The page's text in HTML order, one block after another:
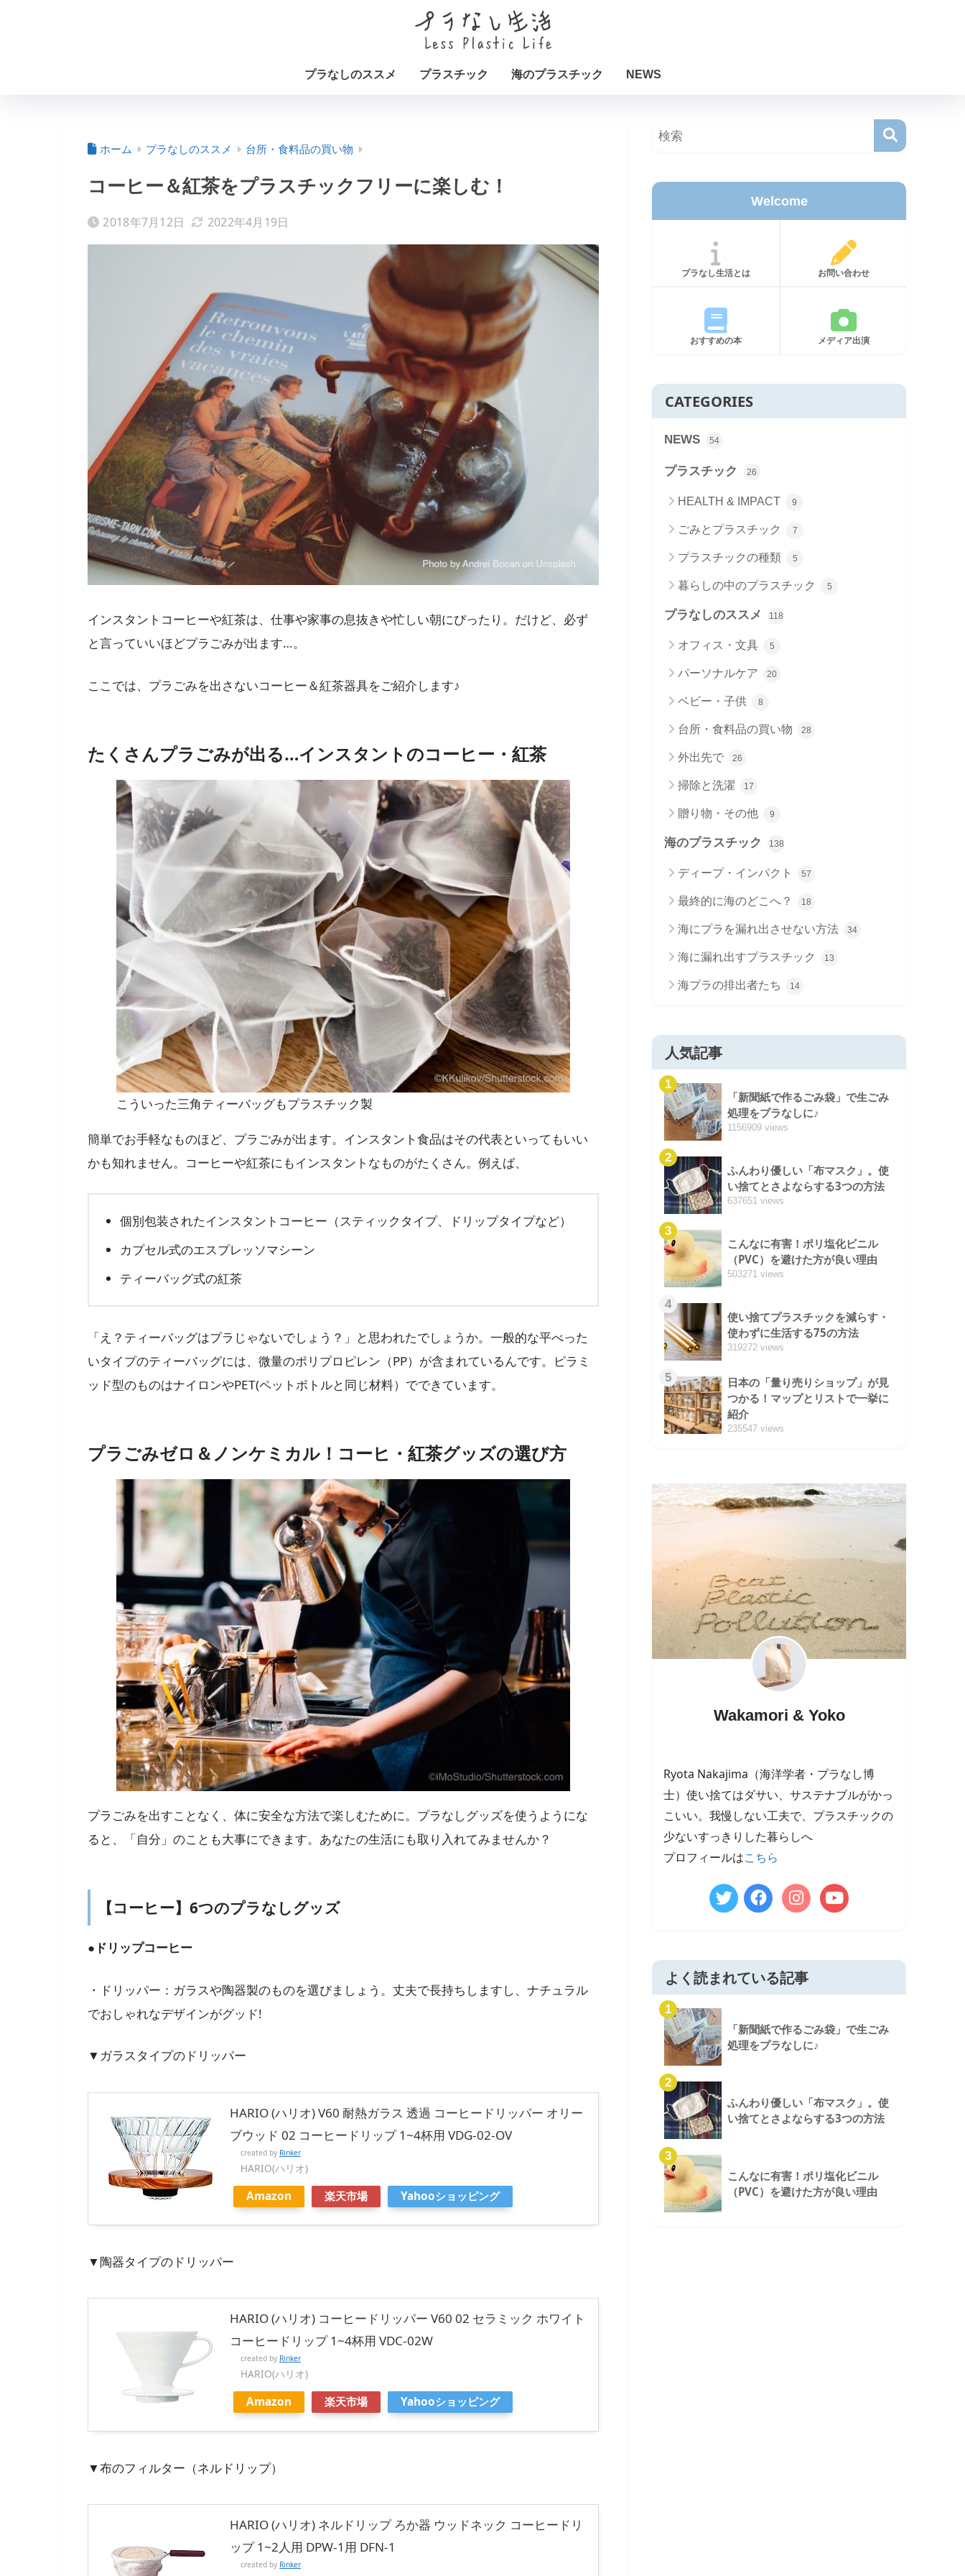
プラなしのススメ プラスチック 海のプラスチック NEWS
ホーム プラなしのススメ 台所・食料品の買い物
コーヒー＆紅茶をプラスチックフリーに楽しむ！
2018年7月12日 2022年4月19日
インスタントコーヒーや紅茶は、仕事や家事の息抜きや忙しい朝にぴったり。だけど、必ず
と言っていいほどプラごみが出ます…。
ここでは、プラごみを出さないコーヒー＆紅茶器具をご紹介します♪
たくさんプラごみが出る…インスタントのコーヒー・紅茶
こういった三角ティーバッグもプラスチック製
簡単でお手軽なものほど、プラごみが出ます。インスタント食品はその代表といってもいい
かも知れません。コーヒーや紅茶にもインスタントなものがたくさん。例えば、
個別包装されたインスタントコーヒー（スティックタイプ、ドリップタイプなど）
カプセル式のエスプレッソマシーン
ティーバッグ式の紅茶
「え？ティーバッグはプラじゃないでしょう？」と思われたでしょうか。一般的な平べった
いタイプのティーバッグには、微量のポリプロピレン（PP）が含まれているんです。ピラミ
ッド型のものはナイロンやPET(ペットボトルと同じ材料）でできています。
プラごみゼロ＆ノンケミカル！コーヒ・紅茶グッズの選び方
プラごみを出すことなく、体に安全な方法で楽しむために。プラなしグッズを使うようにな
ると、「自分」のことも大事にできます。あなたの生活にも取り入れてみませんか？
【コーヒー】6つのプラなしグッズ
●ドリップコーヒー
・ドリッパー：ガラスや陶器製のものを選びましょう。丈夫で長持ちしますし、ナチュラル
でおしゃれなデザインがグッド!
▼ガラスタイプのドリッパー
HARIO (ハリオ) V60 耐熱ガラス 透過 コーヒードリッパー オリー
ブウッド 02 コーヒードリップ 1~4杯用 VDG-02-OV
created by Rinker
HARIO(ハリオ)
Amazon 楽天市場 Yahooショッピング
▼陶器タイプのドリッパー
HARIO (ハリオ) コーヒードリッパー V60 02 セラミック ホワイト
コーヒードリップ 1~4杯用 VDC-02W
created by Rinker
HARIO(ハリオ)
Amazon 楽天市場 Yahooショッピング
▼布のフィルター（ネルドリップ）
HARIO (ハリオ) ネルドリップ ろか器 ウッドネック コーヒードリ
ップ 1~2人用 DPW-1用 DFN-1
created by Rinker
Welcome
プラなし生活とは お問い合わせ
おすすめの本 メディア出演
CATEGORIES
NEWS 54
プラスチック 26
HEALTH & IMPACT 9
ごみとプラスチック 7
プラスチックの種類 5
暮らしの中のプラスチック 5
プラなしのススメ 118
オフィス・文具 5
パーソナルケア 20
ベビー・子供 8
台所・食料品の買い物 28
外出先で 26
掃除と洗濯 17
贈り物・その他 9
海のプラスチック 138
ディープ・インパクト 57
最終的に海のどこへ？ 18
海にプラを漏れ出させない方法 34
海に漏れ出すプラスチック 13
海プラの排出者たち 14
人気記事
1
「新聞紙で作るごみ袋」で生ごみ
処理をプラなしに♪
1156909 views
2
ふんわり優しい「布マスク」。使
い捨てとさよならする3つの方法
637651 views
3
こんなに有害！ポリ塩化ビニル
（PVC）を避けた方が良い理由
503271 views
4
使い捨てプラスチックを減らす・
使わずに生活する75の方法
319272 views
5
日本の「量り売りショップ」が見
つかる！マップとリストで一挙に
紹介
235547 views
Wakamori & Yoko
Ryota Nakajima（海洋学者・プラなし博
士）使い捨てはダサい、サステナブルがかっ
こいい。我慢しない工夫で、プラスチックの
少ないすっきりした暮らしへ
プロフィールはこちら
よく読まれている記事
1
「新聞紙で作るごみ袋」で生ごみ
処理をプラなしに♪
2
ふんわり優しい「布マスク」。使
い捨てとさよならする3つの方法
3
こんなに有害！ポリ塩化ビニル
（PVC）を避けた方が良い理由